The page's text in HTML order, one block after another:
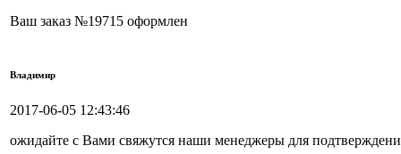
Ваш заказ №19715 оформлен
Владимир
2017-06-05 12:43:46
ожидайте с Вами свяжутся наши менеджеры для